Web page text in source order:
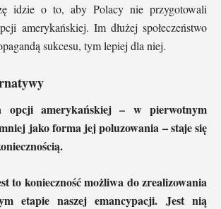
idzie o to, aby Polacy nie przygotowali
amerykańskiej. Im dłużej społeczeństwo
sukcesu, tym lepiej dla niej.
opcji amerykańskiej – w pierwotnym
jako forma jej poluzowania – staje się
to konieczność możliwa do zrealizowania
etapie naszej emancypacji. Jest nią